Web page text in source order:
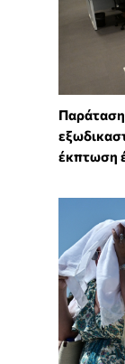
Παράταση
έκπτωση